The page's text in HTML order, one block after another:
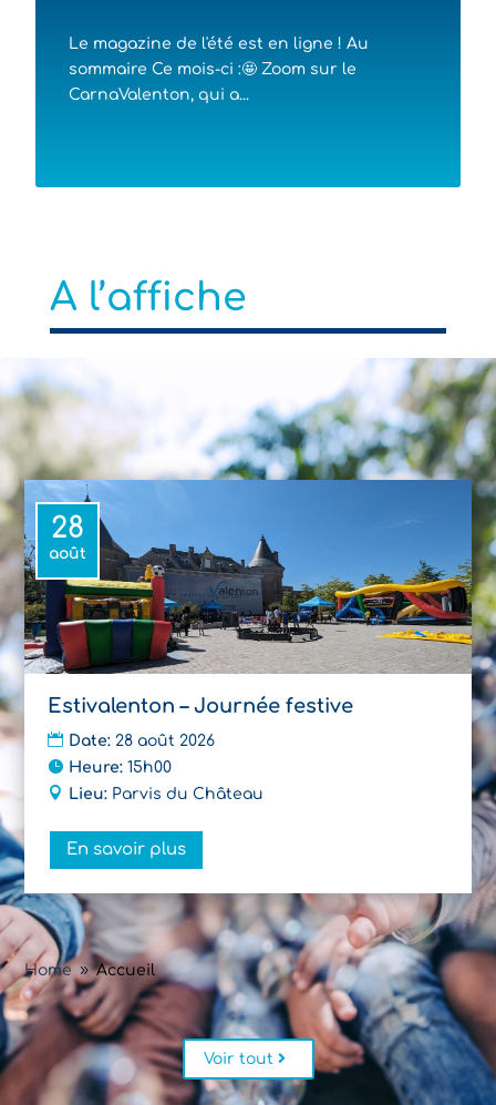
Le magazine de l'été est en ligne ! Au
sommaire Ce mois-ci :🤩 Zoom sur le
CarnaValenton, qui a...
A l’affiche
28
août
Estivalenton – Journée festive
Date: 28 août 2026
Heure: 15h00
Lieu: Parvis du Château
En savoir plus
Home 9 Accueil
Voir tout